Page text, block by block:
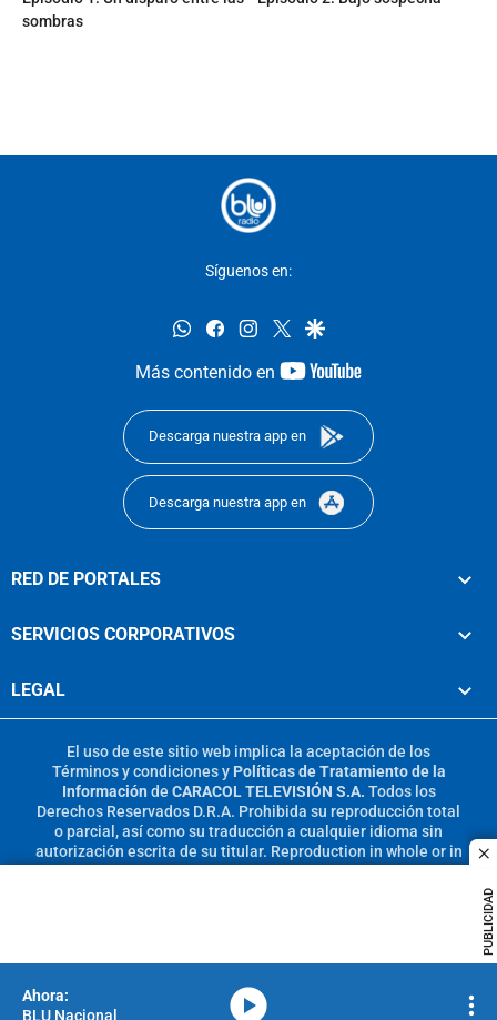
sombras
PUBLICIDAD
Síguenos en:
whatsappfacebookinstagram
twittergoogle
Más contenido en
youtube-
Descarga nuestra app en
Descarga nuestra app en
RED DE PORTALES
SERVICIOS CORPORATIVOS
LEGAL
El uso de este sitio web implica la aceptación de los
Términos y condicionesy Políticas de Tratamiento de la
Información de CARACOL TELEVISIÓN S.A. Todos los
Derechos Reservados D.R.A. Prohibida su reproducción total
o parcial, así como su traducción a cualquier idioma sin
autorización escrita de su titular. Reproduction in whole or in
BLU Nacional